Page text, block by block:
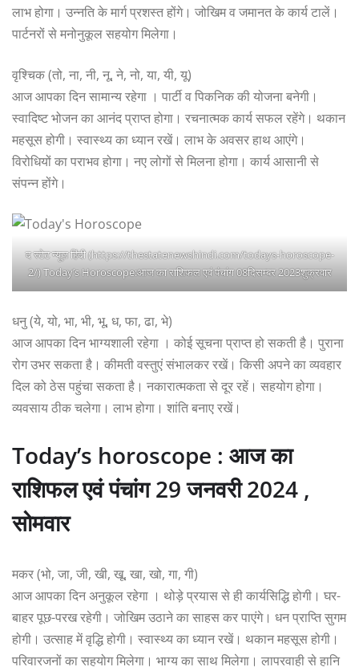
लाभ होगा। उन्नति के मार्ग प्रशस्त होंगे। जोखिम व जमानत के कार्य टालें।
पार्टनरों से मनोनुकूल सहयोग मिलेगा।
वृश्चिक (तो, ना, नी, नू, ने, नो, या, यी, यू)
आज आपका दिन सामान्य रहेगा । पार्टी व पिकनिक की योजना बनेगी।
स्वादिष्ट भोजन का आनंद प्राप्त होगा। रचनात्मक कार्य सफल रहेंगे। थकान
महसूस होगी। स्वास्थ्य का ध्यान रखें। लाभ के अवसर हाथ आएंगे।
विरोधियों का पराभव होगा। नए लोगों से मिलना होगा। कार्य आसानी से
संपन्न होंगे।
द स्टेट न्यूज़ हिंदी (https://thestatenewshindi.com/todays-horoscope-
2/) Today’s Horoscope:आज का राशिफल एवं पंचांग 08दिसम्बर 2023शुक्रवार
धनु (ये, यो, भा, भी, भू, ध, फा, ढा, भे)
आज आपका दिन भाग्यशाली रहेगा । कोई सूचना प्राप्त हो सकती है। पुराना
रोग उभर सकता है। कीमती वस्तुएं संभालकर रखें। किसी अपने का व्यवहार
दिल को ठेस पहुंचा सकता है। नकारात्मकता से दूर रहें। सहयोग होगा।
व्यवसाय ठीक चलेगा। लाभ होगा। शांति बनाए रखें।
Today’s horoscope : आज का
राशिफल एवं पंचांग 29 जनवरी 2024 ,
सोमवार
मकर (भो, जा, जी, खी, खू, खा, खो, गा, गी)
आज आपका दिन अनुकूल रहेगा । थोड़े प्रयास से ही कार्यसिद्धि होगी। घर-
बाहर पूछ-परख रहेगी। जोखिम उठाने का साहस कर पाएंगे। धन प्राप्ति सुगम
होगी। उत्साह में वृद्धि होगी। स्वास्थ्य का ध्यान रखें। थकान महसूस होगी।
परिवारजनों का सहयोग मिलेगा। भाग्य का साथ मिलेगा। लापरवाही से हानि